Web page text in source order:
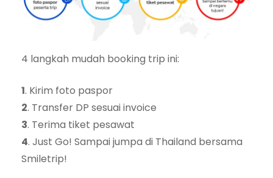
4 langkah mudah booking trip ini:
1. Kirim foto paspor
2. Transfer DP sesuai invoice
3. Terima tiket pesawat
4. Just Go! Sampai jumpa di Thailand bersama
Smiletrip!